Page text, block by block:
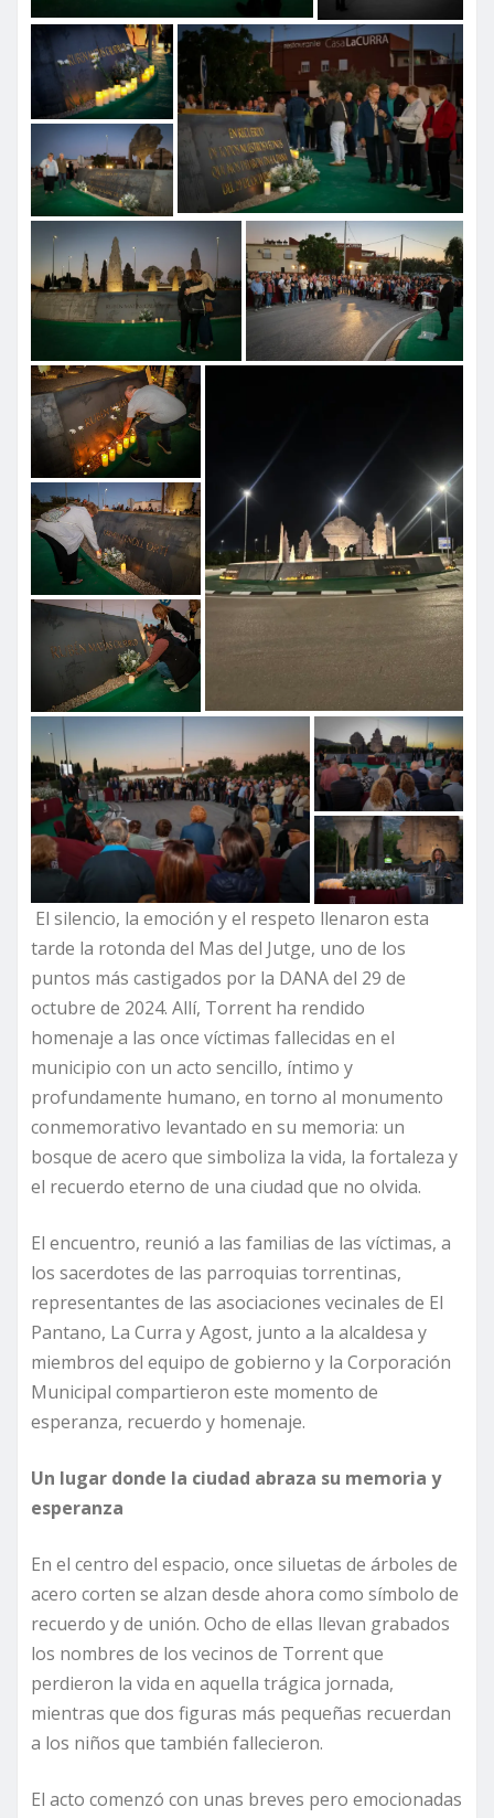
El silencio, la emoción y el respeto llenaron esta
tarde la rotonda del Mas del Jutge, uno de los
puntos más castigados por la DANA del 29 de
octubre de 2024. Allí, Torrent ha rendido
homenaje a las once víctimas fallecidas en el
municipio con un acto sencillo, íntimo y
profundamente humano, en torno al monumento
conmemorativo levantado en su memoria: un
bosque de acero que simboliza la vida, la fortaleza y
el recuerdo eterno de una ciudad que no olvida.
El encuentro, reunió a las familias de las víctimas, a
los sacerdotes de las parroquias torrentinas,
representantes de las asociaciones vecinales de El
Pantano, La Curra y Agost, junto a la alcaldesa y
miembros del equipo de gobierno y la Corporación
Municipal compartieron este momento de
esperanza, recuerdo y homenaje.
Un lugar donde la ciudad abraza su memoria y
esperanza
En el centro del espacio, once siluetas de árboles de
acero corten se alzan desde ahora como símbolo de
recuerdo y de unión. Ocho de ellas llevan grabados
los nombres de los vecinos de Torrent que
perdieron la vida en aquella trágica jornada,
mientras que dos figuras más pequeñas recuerdan
a los niños que también fallecieron.
El acto comenzó con unas breves pero emocionadas